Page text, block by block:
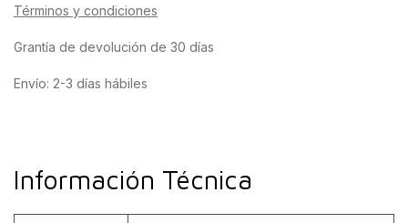
Términos y condiciones
Grantía de devolución de 30 días
Envío: 2-3 días hábiles
Información Técnica